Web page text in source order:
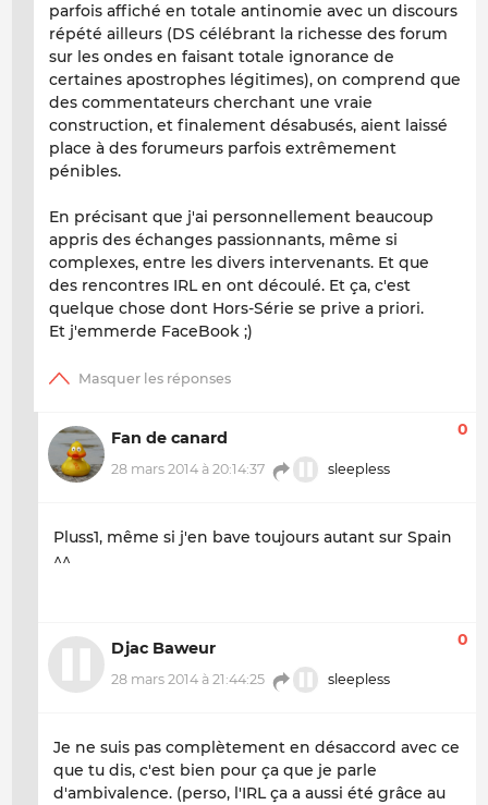
parfois affiché en totale antinomie avec un discours
répété ailleurs (DS célébrant la richesse des forum
sur les ondes en faisant totale ignorance de
certaines apostrophes légitimes), on comprend que
des commentateurs cherchant une vraie
construction, et finalement désabusés, aient laissé
place à des forumeurs parfois extrêmement
pénibles.
En précisant que j'ai personnellement beaucoup
appris des échanges passionnants, même si
complexes, entre les divers intervenants. Et que
des rencontres IRL en ont découlé. Et ça, c'est
quelque chose dont Hors-Série se prive a priori.
Et j'emmerde FaceBook ;)
Fan de canard
28 mars 2014 à 20:14:37 sleepless
0
Pluss1, même si j'en bave toujours autant sur Spain
^^
Djac Baweur
28 mars 2014 à 21:44:25 sleepless
0
Je ne suis pas complètement en désaccord avec ce
que tu dis, c'est bien pour ça que je parle
d'ambivalence. (perso, l'IRL ça a aussi été grâce au